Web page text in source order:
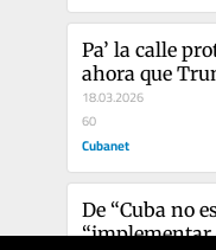
Pa’ la calle
ahora que
mirando
18.03.2026
60
Cubanet
De “Cuba no
“implementar